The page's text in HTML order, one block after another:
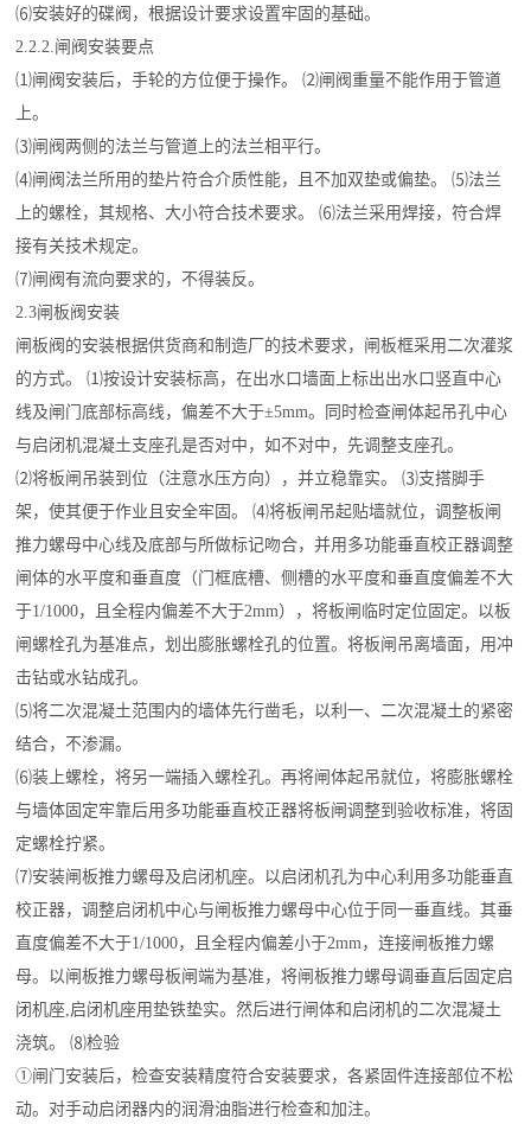
⑹安装好的碟阀，根据设计要求设置牢固的基础。
2.2.2.闸阀安装要点
⑴闸阀安装后，手轮的方位便于操作。 ⑵闸阀重量不能作用于管道
上。
⑶闸阀两侧的法兰与管道上的法兰相平行。
⑷闸阀法兰所用的垫片符合介质性能，且不加双垫或偏垫。 ⑸法兰
上的螺栓，其规格、大小符合技术要求。 ⑹法兰采用焊接，符合焊
接有关技术规定。
⑺闸阀有流向要求的，不得装反。
2.3闸板阀安装
闸板阀的安装根据供货商和制造厂的技术要求，闸板框采用二次灌浆
的方式。 ⑴按设计安装标高，在出水口墙面上标出出水口竖直中心
线及闸门底部标高线，偏差不大于±5mm。同时检查闸体起吊孔中心
与启闭机混凝土支座孔是否对中，如不对中，先调整支座孔。
⑵将板闸吊装到位（注意水压方向），并立稳靠实。 ⑶支搭脚手
架，使其便于作业且安全牢固。 ⑷将板闸吊起贴墙就位，调整板闸
推力螺母中心线及底部与所做标记吻合，并用多功能垂直校正器调整
闸体的水平度和垂直度（门框底槽、侧槽的水平度和垂直度偏差不大
于1/1000，且全程内偏差不大于2mm），将板闸临时定位固定。以板
闸螺栓孔为基准点，划出膨胀螺栓孔的位置。将板闸吊离墙面，用冲
击钻或水钻成孔。
⑸将二次混凝土范围内的墙体先行凿毛，以利一、二次混凝土的紧密
结合，不渗漏。
⑹装上螺栓，将另一端插入螺栓孔。再将闸体起吊就位，将膨胀螺栓
与墙体固定牢靠后用多功能垂直校正器将板闸调整到验收标准，将固
定螺栓拧紧。
⑺安装闸板推力螺母及启闭机座。以启闭机孔为中心利用多功能垂直
校正器，调整启闭机中心与闸板推力螺母中心位于同一垂直线。其垂
直度偏差不大于1/1000，且全程内偏差小于2mm，连接闸板推力螺
母。以闸板推力螺母板闸端为基准，将闸板推力螺母调垂直后固定启
闭机座,启闭机座用垫铁垫实。然后进行闸体和启闭机的二次混凝土
浇筑。 ⑻检验
①闸门安装后，检查安装精度符合安装要求，各紧固件连接部位不松
动。对手动启闭器内的润滑油脂进行检查和加注。